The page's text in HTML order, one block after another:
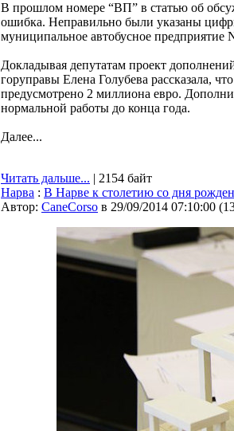
В прошлом номере “ВП” в статью об
ошибка. Неправильно были указаны
муниципальное автобусное предприятие
Докладывая депутатам проект
горуправы Елена Голубева рассказала,
предусмотрено 2 миллиона евро.
нормальной работы до конца года.
Далее...
Читать дальше... | 2154 байт
Нарва : В Нарве к столетию со дня
Автор: CaneCorso в 29/09/2014 07:10:00 (